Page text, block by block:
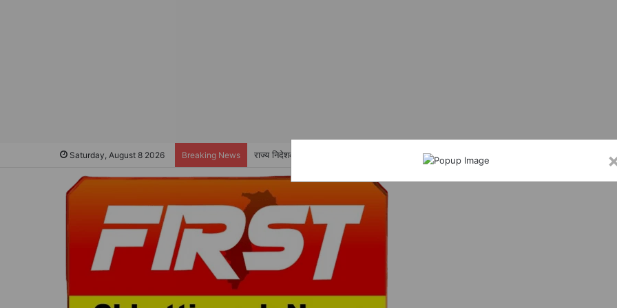
Saturday, August 8 2026 Breaking News राज्य निदेशक ए के सिंह ने एसबीआई आरसेटी सारंगढ़ का किया निरीक्षण